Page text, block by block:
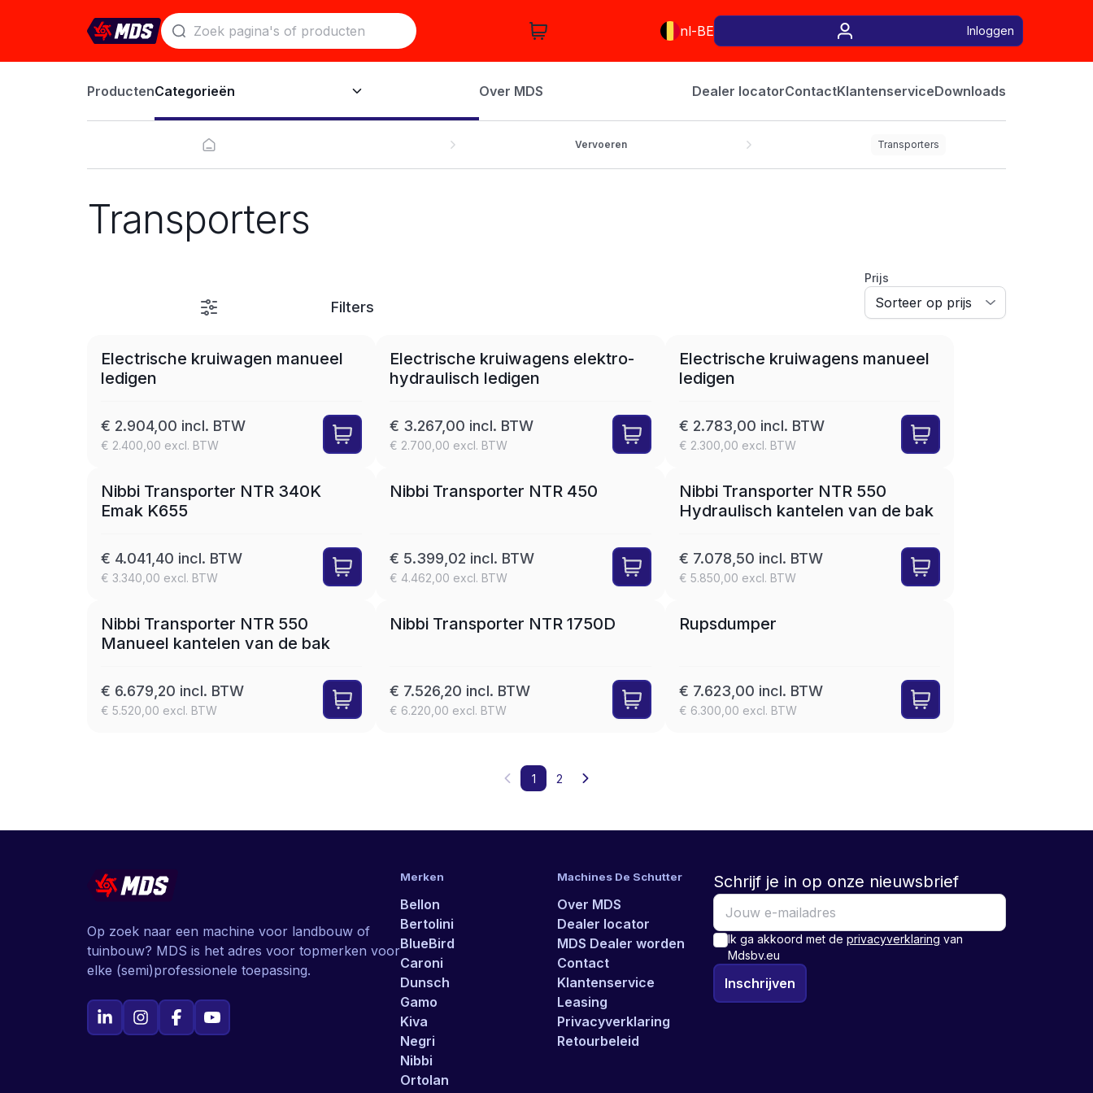
nl-BE Inloggen
ProductenCategorieën Over MDS Dealer locatorContactKlantenserviceDownloads
Vervoeren Transporters
Transporters
Filters
Prijs
LEASE
Electrische kruiwagen manueel
ledigen
€ 2.904,00 incl. BTW
€ 2.400,00 excl. BTW
Electrische kruiwagens elektro-
hydraulisch ledigen
€ 3.267,00 incl. BTW
€ 2.700,00 excl. BTW
Electrische kruiwagens manueel
ledigen
€ 2.783,00 incl. BTW
€ 2.300,00 excl. BTW
LEASE
Nibbi Transporter NTR 340K
Emak K655
€ 4.041,40 incl. BTW
€ 3.340,00 excl. BTW
LEASE
Nibbi Transporter NTR 450
€ 5.399,02 incl. BTW
€ 4.462,00 excl. BTW
LEASE
Nibbi Transporter NTR 550
Hydraulisch kantelen van de bak
€ 7.078,50 incl. BTW
€ 5.850,00 excl. BTW
LEASE
Nibbi Transporter NTR 550
Manueel kantelen van de bak
€ 6.679,20 incl. BTW
€ 5.520,00 excl. BTW
LEASE
Nibbi Transporter NTR 1750D
€ 7.526,20 incl. BTW
€ 6.220,00 excl. BTW
LEASE
Rupsdumper
€ 7.623,00 incl. BTW
€ 6.300,00 excl. BTW
1 2
Op zoek naar een machine voor landbouw of
tuinbouw? MDS is het adres voor topmerken voor
elke (semi)professionele toepassing.
Merken
Bellon
Bertolini
BlueBird
Caroni
Dunsch
Gamo
Kiva
Negri
Nibbi
Ortolan
Machines De Schutter
Over MDS
Dealer locator
MDS Dealer worden
Contact
Klantenservice
Leasing
Privacyverklaring
Retourbeleid
Schrijf je in op onze nieuwsbrief
Ik ga akkoord met deprivacyverklaring van
Mdsbv.eu
Inschrijven